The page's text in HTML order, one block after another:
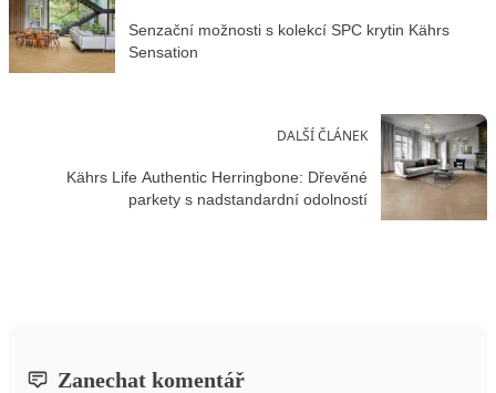
Senzační možnosti s kolekcí SPC krytin Kährs
Sensation
DALŠÍ ČLÁNEK
Kährs Life Authentic Herringbone: Dřevěné
parkety s nadstandardní odolností
Zanechat komentář